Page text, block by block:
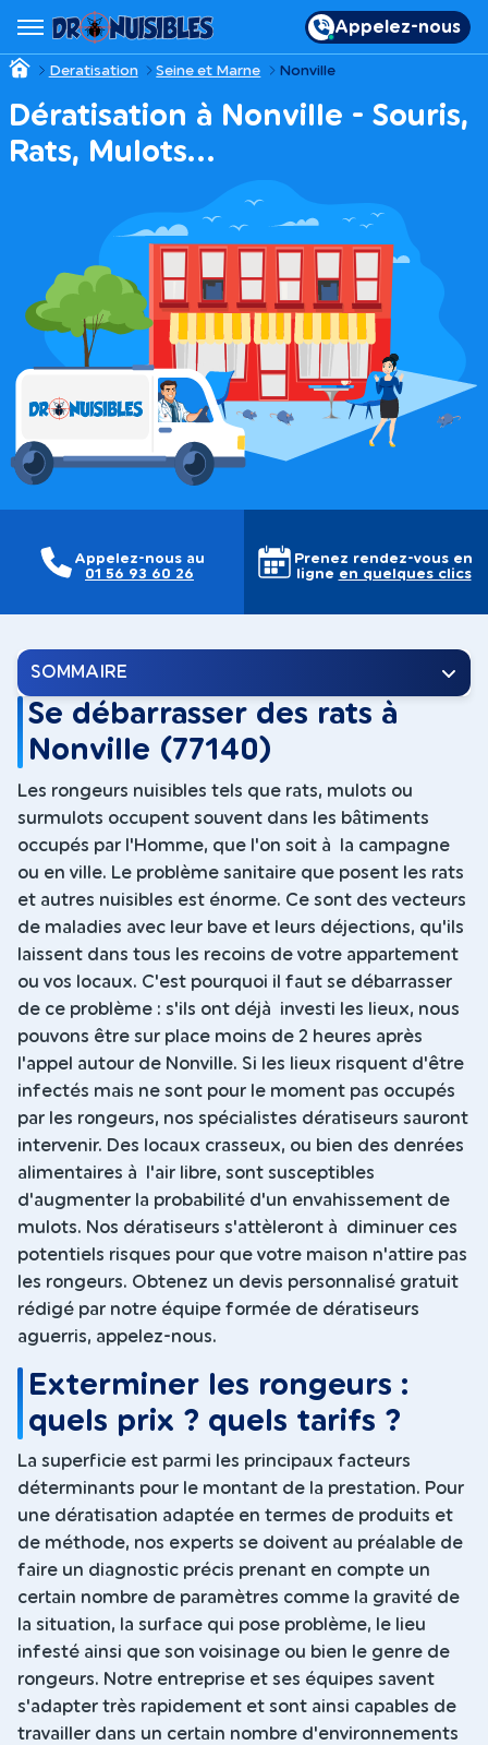
Appelez-nous
Deratisation Seine et Marne Nonville
Dératisation à Nonville - Souris,
Rats, Mulots…
Appelez-nous au
01 56 93 60 26
Prenez rendez-vous en
ligne en quelques clics
SOMMAIRE
Se débarrasser des rats à
Nonville (77140)
Les rongeurs nuisibles tels que rats, mulots ou
surmulots occupent souvent dans les bâtiments
occupés par l'Homme, que l'on soit à la campagne
ou en ville. Le problème sanitaire que posent les rats
et autres nuisibles est énorme. Ce sont des vecteurs
de maladies avec leur bave et leurs déjections, qu'ils
laissent dans tous les recoins de votre appartement
ou vos locaux. C'est pourquoi il faut se débarrasser
de ce problème : s'ils ont déjà investi les lieux, nous
pouvons être sur place moins de 2 heures après
l'appel autour de Nonville. Si les lieux risquent d'être
infectés mais ne sont pour le moment pas occupés
par les rongeurs, nos spécialistes dératiseurs sauront
intervenir. Des locaux crasseux, ou bien des denrées
alimentaires à l'air libre, sont susceptibles
d'augmenter la probabilité d'un envahissement de
mulots. Nos dératiseurs s'attèleront à diminuer ces
potentiels risques pour que votre maison n'attire pas
les rongeurs. Obtenez un devis personnalisé gratuit
rédigé par notre équipe formée de dératiseurs
aguerris, appelez-nous.
Exterminer les rongeurs :
quels prix ? quels tarifs ?
La superficie est parmi les principaux facteurs
déterminants pour le montant de la prestation. Pour
une dératisation adaptée en termes de produits et
de méthode, nos experts se doivent au préalable de
faire un diagnostic précis prenant en compte un
certain nombre de paramètres comme la gravité de
la situation, la surface qui pose problème, le lieu
infesté ainsi que son voisinage ou bien le genre de
rongeurs. Notre entreprise et ses équipes savent
s'adapter très rapidement et sont ainsi capables de
travailler dans un certain nombre d'environnements